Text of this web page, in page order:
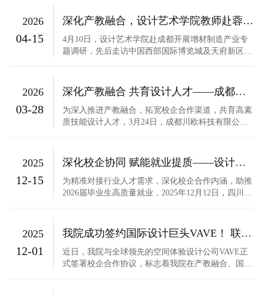
讨会。威凤数字科技集团、博纳影业文化、四川鸿昌
塑胶、成都中伟视觉、成都小林文化、成都洛可可设
计、成都艾美空间营造等...
2026
04-15
深化产教融合，设计艺术学院教师赴蓉调研增材制造产业
4月10日，设计艺术学院赴成都开展增材制造产业专
题调研，先后走访中国西部国际博览城及天府新区代
察到技术正加速向直接制造、智能化制造演进，并与
AI、物联网深度融合。随后与金石集团-自由领航科
技等企业座谈，明确行...
2026
03-28
深化产教融合 共育设计人才——成都川欧科技有限公司来我院洽谈校企合作
为深入推进产教融合，拓宽校企合作渠道，共育高素
质技能设计人才，3月24日，成都川欧科技有限公司
梁枫、生产副总欧明辉、业务副总李玉梅，以及本届
毕业生母玉洁共同到访。来访嘉宾在我院副书记陈威
的陪同下，首先参观了设...
2025
12-15
深化校企协同 赋能就业提质——设计艺术学院开展优秀校友企业走访暨访企拓岗活动
为精准对接行业人才需求，深化校企合作内涵，助推
2026届毕业生高质量就业，2025年12月12日，四川工
家科技有限公司、成都鞋靴科技有限公司、香港黄梁
设计有限公司等优秀校友企业开展走访交流与访企拓
岗活动。走访过程中，...
2025
12-01
我院成功签约国际设计巨头VAVE！ 联手推动艺术设计专业群向“国家级高水平”迈进
近日，我院与全球领先的空间体验设计公司VAVE正
式签署校企合作协议，标志着我院在产教融合、国际